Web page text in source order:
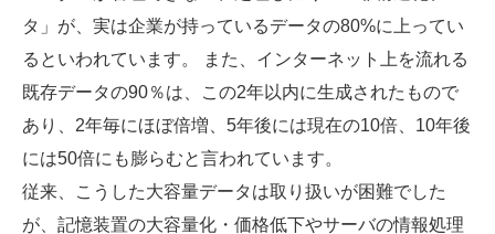
タ」が、実は企業が持っているデータの80%に上ってい
るといわれています。 また、インターネット上を流れる
既存データの90％は、この2年以内に生成されたもので
あり、2年毎にほぼ倍増、5年後には現在の10倍、10年後
には50倍にも膨らむと言われています。
従来、こうした大容量データは取り扱いが困難でした
が、記憶装置の大容量化・価格低下やサーバの情報処理